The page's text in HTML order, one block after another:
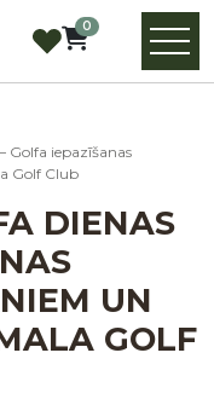
0
Golfa iepazīšanas
Golf Club
DIENAS
UN
GOLF